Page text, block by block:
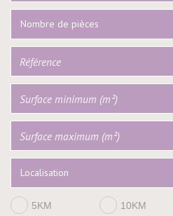
Nombre de pièces
Localisation
5KM 10KM